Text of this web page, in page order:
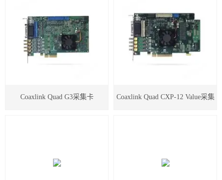
Coaxlink Quad G3采集卡 Coaxlink Quad CXP-12 Value采集